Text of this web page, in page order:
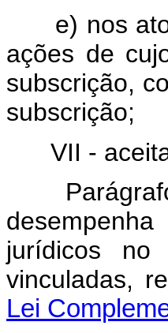
e) nos
ações de
subscrição,
subscrição;
VII -
jurídicos
vinculadas,
Lei